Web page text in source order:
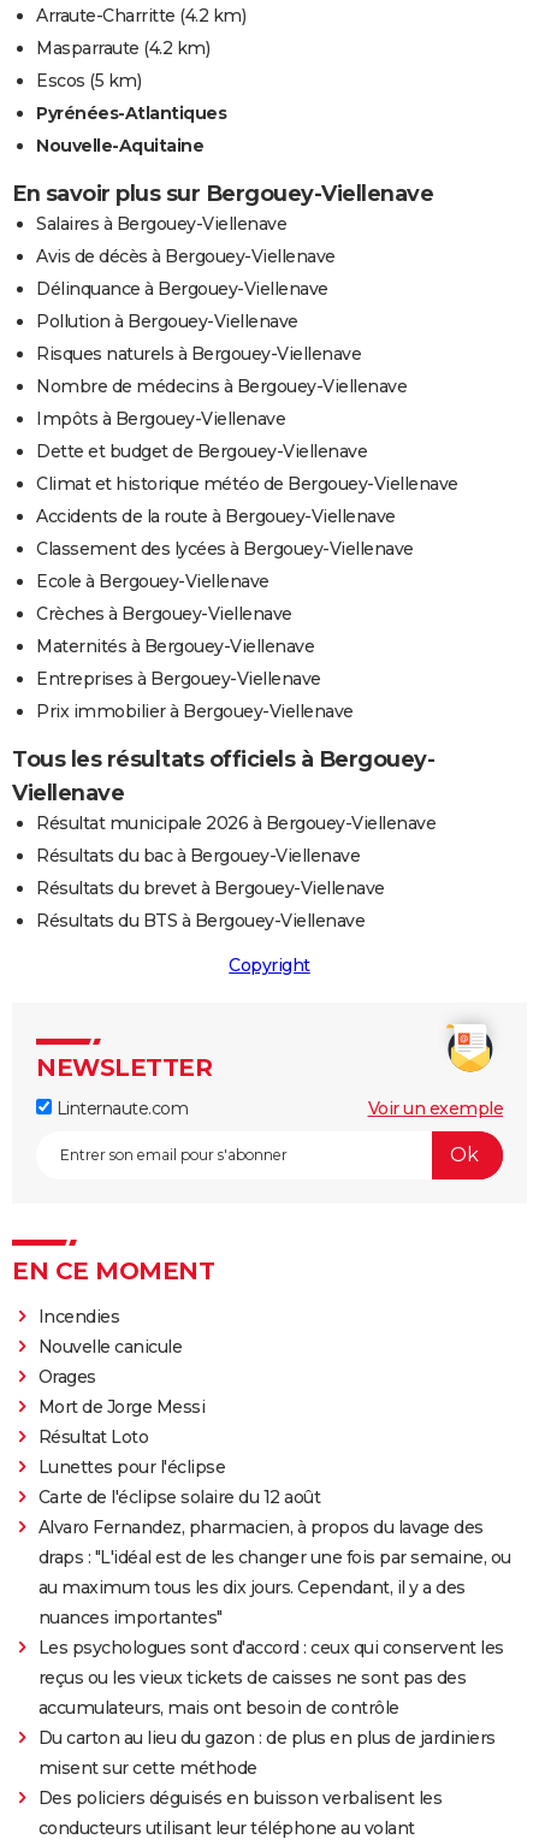
Arraute-Charritte (4.2 km)
Masparraute (4.2 km)
Escos (5 km)
Pyrénées-Atlantiques
Nouvelle-Aquitaine
En savoir plus sur Bergouey-Viellenave
Salaires à Bergouey-Viellenave
Avis de décès à Bergouey-Viellenave
Délinquance à Bergouey-Viellenave
Pollution à Bergouey-Viellenave
Risques naturels à Bergouey-Viellenave
Nombre de médecins à Bergouey-Viellenave
Impôts à Bergouey-Viellenave
Dette et budget de Bergouey-Viellenave
Climat et historique météo de Bergouey-Viellenave
Accidents de la route à Bergouey-Viellenave
Classement des lycées à Bergouey-Viellenave
Ecole à Bergouey-Viellenave
Crèches à Bergouey-Viellenave
Maternités à Bergouey-Viellenave
Entreprises à Bergouey-Viellenave
Prix immobilier à Bergouey-Viellenave
Tous les résultats officiels à Bergouey-
Viellenave
Résultat municipale 2026 à Bergouey-Viellenave
Résultats du bac à Bergouey-Viellenave
Résultats du brevet à Bergouey-Viellenave
Résultats du BTS à Bergouey-Viellenave
Copyright
NEWSLETTER
Linternaute.com Voir un exemple
EN CE MOMENT
Incendies
Nouvelle canicule
Orages
Mort de Jorge Messi
Résultat Loto
Lunettes pour l'éclipse
Carte de l'éclipse solaire du 12 août
Alvaro Fernandez, pharmacien, à propos du lavage des
draps : "L'idéal est de les changer une fois par semaine, ou
au maximum tous les dix jours. Cependant, il y a des
nuances importantes"
Les psychologues sont d'accord : ceux qui conservent les
reçus ou les vieux tickets de caisses ne sont pas des
accumulateurs, mais ont besoin de contrôle
Du carton au lieu du gazon : de plus en plus de jardiniers
misent sur cette méthode
Des policiers déguisés en buisson verbalisent les
conducteurs utilisant leur téléphone au volant